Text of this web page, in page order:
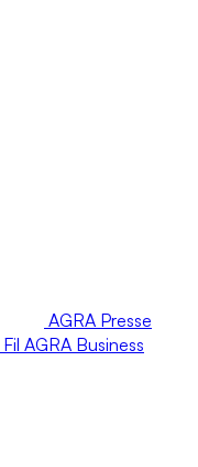
AGRA Presse
Fil AGRA Business